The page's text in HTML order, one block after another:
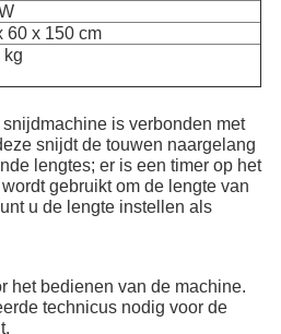
60 x 150 cm
kg
is verbonden met
snijdt de touwen naargelang
lengtes; er is een timer op het
gebruikt om de lengte van
u de lengte instellen als
het bedienen van de machine.
technicus nodig voor de